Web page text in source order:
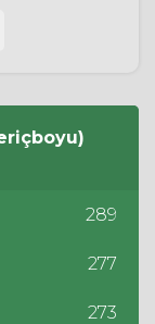
289
277
273